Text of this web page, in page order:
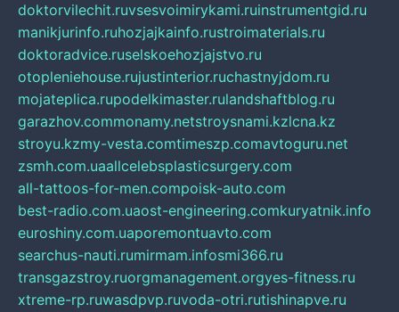
doktorvilechit.ruvsesvoimirykami.ruinstrumentgid.ru
manikjurinfo.ruhozjajkainfo.rustroimaterials.ru
doktoradvice.ruselskoehozjajstvo.ru
otopleniehouse.rujustinterior.ruchastnyjdom.ru
mojateplica.rupodelkimaster.rulandshaftblog.ru
garazhov.commonamy.netstroysnami.kzlcna.kz
stroyu.kzmy-vesta.comtimeszp.comavtoguru.net
zsmh.com.uaallcelebsplasticsurgery.com
all-tattoos-for-men.compoisk-auto.com
best-radio.com.uaost-engineering.comkuryatnik.info
euroshiny.com.uaporemontuavto.com
searchus-nauti.rumirmam.infosmi366.ru
transgazstroy.ruorgmanagement.orgyes-fitness.ru
xtreme-rp.ruwasdpvp.ruvoda-otri.rutishinapve.ru